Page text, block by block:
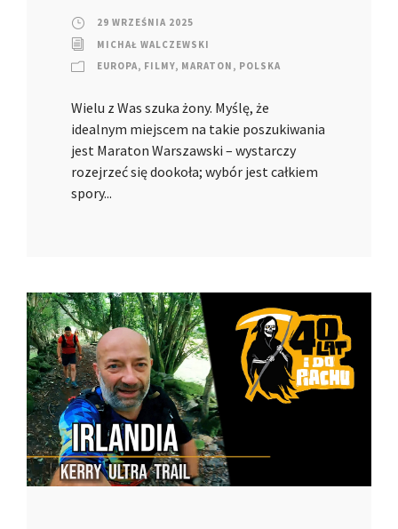
29 WRZEŚNIA 2025
MICHAŁ WALCZEWSKI
EUROPA, FILMY, MARATON , POLSKA
Wielu z Was szuka żony. Myślę, że
idealnym miejscem na takie poszukiwania
jest Maraton Warszawski – wystarczy
rozejrzeć się dookoła; wybór jest całkiem
spory...